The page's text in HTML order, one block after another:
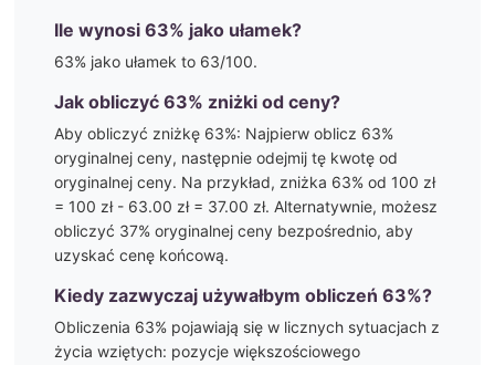
Ile wynosi 63% jako ułamek?
63% jako ułamek to 63/100.
Jak obliczyć 63% zniżki od ceny?
Aby obliczyć zniżkę 63%: Najpierw oblicz 63%
oryginalnej ceny, następnie odejmij tę kwotę od
oryginalnej ceny. Na przykład, zniżka 63% od 100 zł
= 100 zł - 63.00 zł = 37.00 zł. Alternatywnie, możesz
obliczyć 37% oryginalnej ceny bezpośrednio, aby
uzyskać cenę końcową.
Kiedy zazwyczaj używałbym obliczeń 63%?
Obliczenia 63% pojawiają się w licznych sytuacjach z
życia wziętych: pozycje większościowego